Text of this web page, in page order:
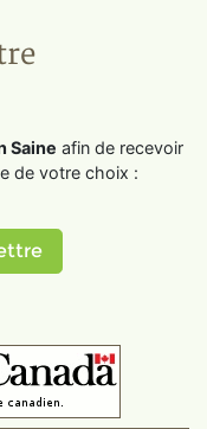
Saine afin de recevoir
de votre choix :